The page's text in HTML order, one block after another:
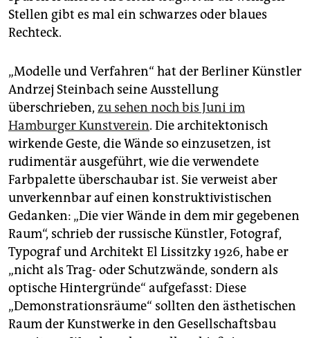
Stellen gibt es mal ein schwarzes oder blaues
Rechteck.
„Modelle und Verfahren“ hat der Berliner Künstler
Andrzej Steinbach seine Ausstellung
überschrieben, zu sehen noch bis Juni im
Hamburger Kunstverein. Die architektonisch
wirkende Geste, die Wände so einzusetzen, ist
rudimentär ausgeführt, wie die verwendete
Farbpalette überschaubar ist. Sie verweist aber
unverkennbar auf einen konstruktivistischen
Gedanken: „Die vier Wände in dem mir gegebenen
Raum“, schrieb der russische Künstler, Fotograf,
Typograf und Architekt El Lissitzky 1926, habe er
„nicht als Trag- oder Schutzwände, sondern als
optische Hintergründe“ aufgefasst: Diese
„Demonstrationsräume“ sollten den ästhetischen
Raum der Kunstwerke in den Gesellschaftsbau